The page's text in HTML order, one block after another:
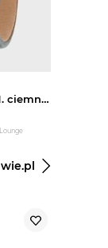
Zegarek U.S. POLO ASSN. ciemnozielony